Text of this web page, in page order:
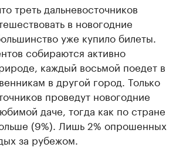
треть дальневосточников
в новогодние
уже купило билеты.
собираются активно
каждый восьмой поедет в
в другой город. Только
проведут новогодние
даче, тогда как по стране
(9%). Лишь 2% опрошенных
за рубежом.